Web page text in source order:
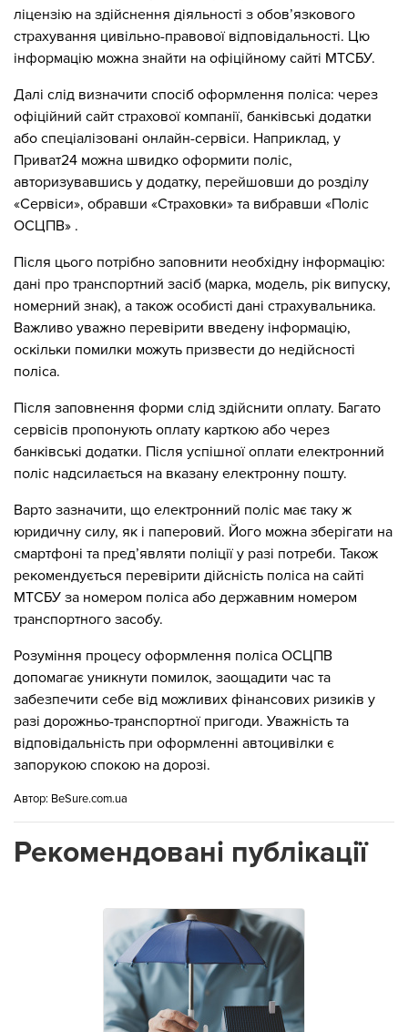
ліцензію на здійснення діяльності з обов’язкового
страхування цивільно-правової відповідальності. Цю
інформацію можна знайти на офіційному сайті МТСБУ.
Далі слід визначити спосіб оформлення поліса: через
офіційний сайт страхової компанії, банківські додатки
або спеціалізовані онлайн-сервіси. Наприклад, у
Приват24 можна швидко оформити поліс,
авторизувавшись у додатку, перейшовши до розділу
«Сервіси», обравши «Страховки» та вибравши «Поліс
ОСЦПВ» .
Після цього потрібно заповнити необхідну інформацію:
дані про транспортний засіб (марка, модель, рік випуску,
номерний знак), а також особисті дані страхувальника.
Важливо уважно перевірити введену інформацію,
оскільки помилки можуть призвести до недійсності
поліса.
Після заповнення форми слід здійснити оплату. Багато
сервісів пропонують оплату карткою або через
банківські додатки. Після успішної оплати електронний
поліс надсилається на вказану електронну пошту.
Варто зазначити, що електронний поліс має таку ж
юридичну силу, як і паперовий. Його можна зберігати на
смартфоні та пред’являти поліції у разі потреби. Також
рекомендується перевірити дійсність поліса на сайті
МТСБУ за номером поліса або державним номером
транспортного засобу.
Розуміння процесу оформлення поліса ОСЦПВ
допомагає уникнути помилок, заощадити час та
забезпечити себе від можливих фінансових ризиків у
разі дорожньо-транспортної пригоди. Уважність та
відповідальність при оформленні автоцивілки є
запорукою спокою на дорозі.
Автор: BeSure.com.ua
Рекомендовані публікації